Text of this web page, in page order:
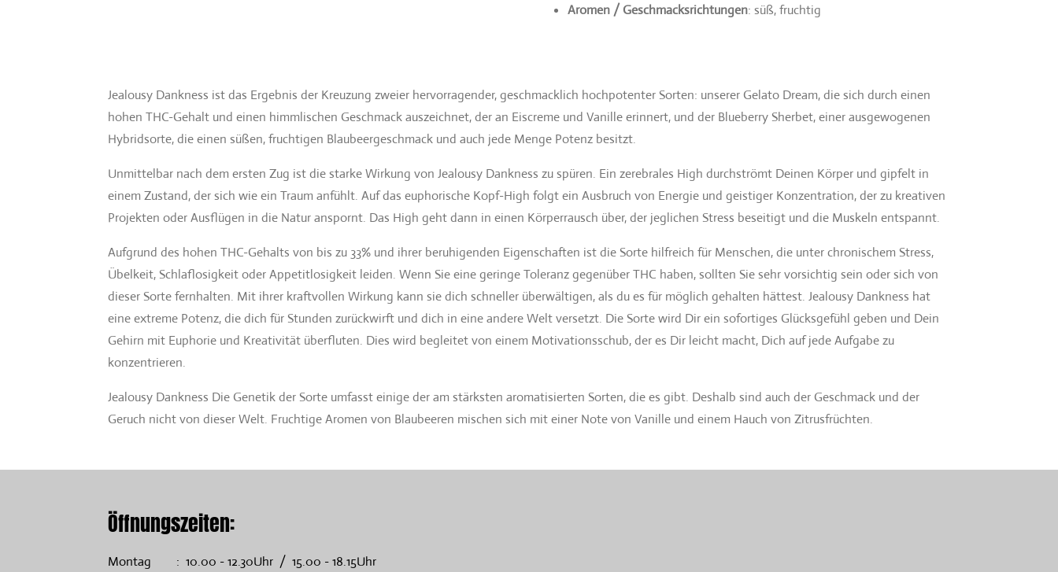
Aromen / Geschmacksrichtungen: süß, fruchtig
Jealousy Dankness ist das Ergebnis der Kreuzung zweier hervorragender, geschmacklich hochpotenter Sorten: unserer Gelato Dream, die sich durch einen
hohen THC-Gehalt und einen himmlischen Geschmack auszeichnet, der an Eiscreme und Vanille erinnert, und der Blueberry Sherbet, einer ausgewogenen
Hybridsorte, die einen süßen, fruchtigen Blaubeergeschmack und auch jede Menge Potenz besitzt.
Unmittelbar nach dem ersten Zug ist die starke Wirkung von Jealousy Dankness zu spüren. Ein zerebrales High durchströmt Deinen Körper und gipfelt in
einem Zustand, der sich wie ein Traum anfühlt. Auf das euphorische Kopf-High folgt ein Ausbruch von Energie und geistiger Konzentration, der zu kreativen
Projekten oder Ausflügen in die Natur anspornt. Das High geht dann in einen Körperrausch über, der jeglichen Stress beseitigt und die Muskeln entspannt.
Aufgrund des hohen THC-Gehalts von bis zu 33% und ihrer beruhigenden Eigenschaften ist die Sorte hilfreich für Menschen, die unter chronischem Stress,
Übelkeit, Schlaflosigkeit oder Appetitlosigkeit leiden. Wenn Sie eine geringe Toleranz gegenüber THC haben, sollten Sie sehr vorsichtig sein oder sich von
dieser Sorte fernhalten. Mit ihrer kraftvollen Wirkung kann sie dich schneller überwältigen, als du es für möglich gehalten hättest. Jealousy Dankness hat
eine extreme Potenz, die dich für Stunden zurückwirft und dich in eine andere Welt versetzt. Die Sorte wird Dir ein sofortiges Glücksgefühl geben und Dein
Gehirn mit Euphorie und Kreativität überfluten. Dies wird begleitet von einem Motivationsschub, der es Dir leicht macht, Dich auf jede Aufgabe zu
konzentrieren.
Jealousy Dankness Die Genetik der Sorte umfasst einige der am stärksten aromatisierten Sorten, die es gibt. Deshalb sind auch der Geschmack und der
Geruch nicht von dieser Welt. Fruchtige Aromen von Blaubeeren mischen sich mit einer Note von Vanille und einem Hauch von Zitrusfrüchten.
Öffnungszeiten:
Montag : 10.00 - 12.30Uhr / 15.00 - 18.15Uhr